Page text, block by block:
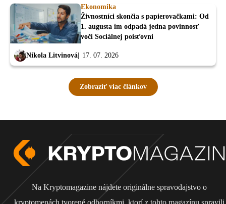
Ekonomika
Živnostníci skončia s papierovačkami: Od
1. augusta im odpadá jedna povinnosť
voči Sociálnej poisťovni
Nikola Litvinová 17. 07. 2026
Zobraziť viac článkov
Na Kryptomagazine nájdete originálne spravodajstvo o